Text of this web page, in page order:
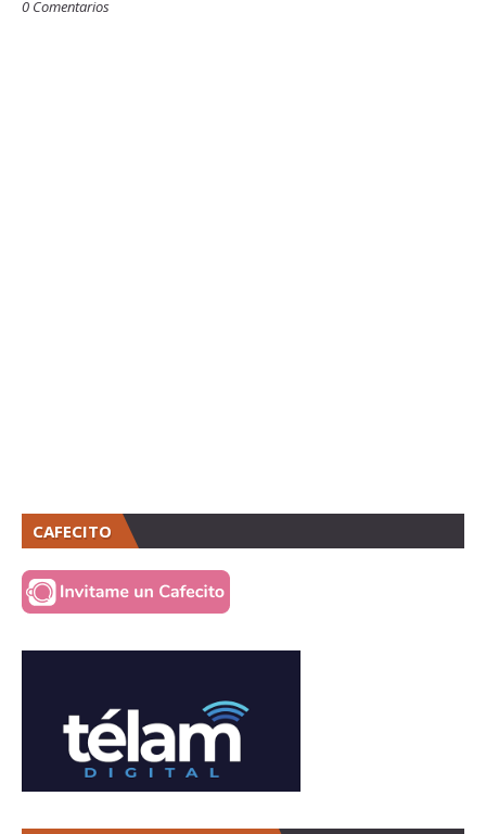
0 Comentarios
CAFECITO